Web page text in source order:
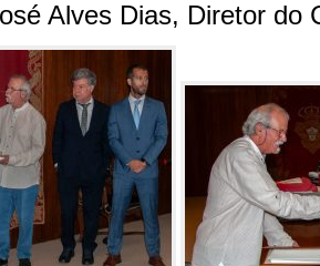
Alves Dias, Diretor do